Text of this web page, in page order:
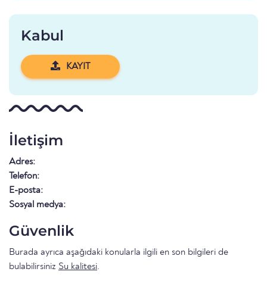
Kabul
KAYIT
İletişim
Adres:
Telefon:
E-posta:
Sosyal medya:
Güvenlik
Burada ayrıca aşağıdaki konularla ilgili en son bilgileri de
bulabilirsiniz Su kalitesi.